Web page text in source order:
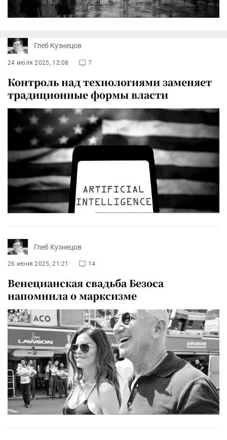
Глеб Кузнецов
24 июля 2025, 12:08 7
Контроль над технологиями заменяет
традиционные формы власти
Глеб Кузнецов
26 июня 2025, 21:21 14
Венецианская свадьба Безоса
напомнила о марксизме